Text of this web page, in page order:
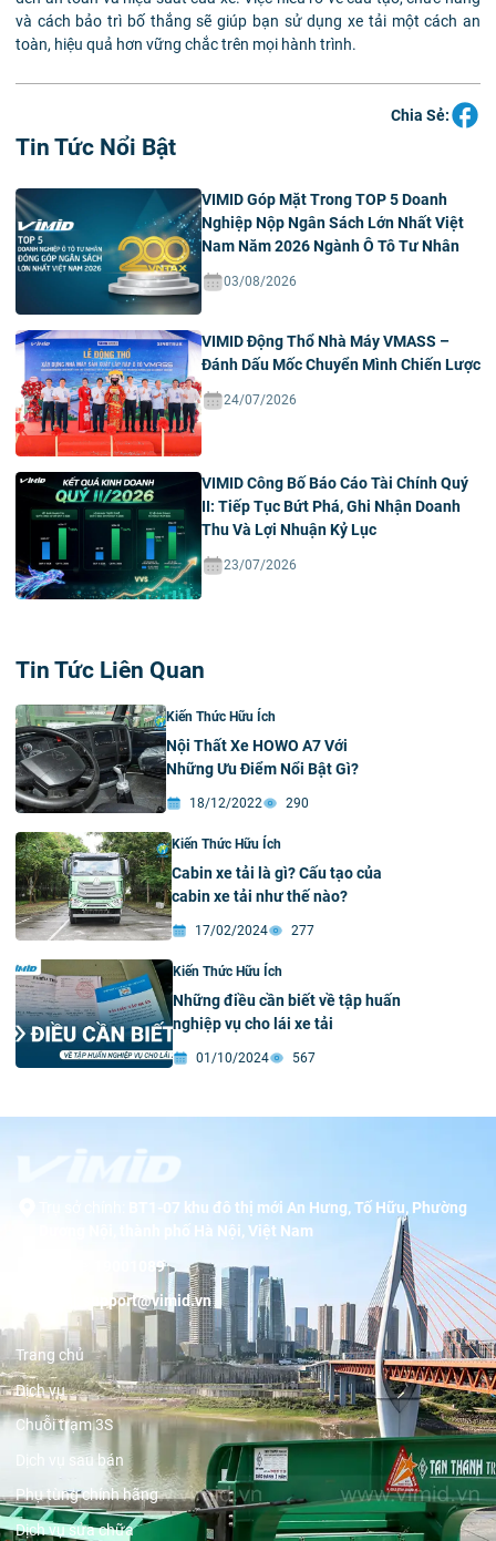
và cách bảo trì bố thắng sẽ giúp bạn sử dụng xe tải một cách an
toàn, hiệu quả hơn vững chắc trên mọi hành trình.
Chia Sẻ:
Tin Tức Nổi Bật
VIMID Góp Mặt Trong TOP 5 Doanh
Nghiệp Nộp Ngân Sách Lớn Nhất Việt
Nam Năm 2026 Ngành Ô Tô Tư Nhân
03/08/2026
VIMID Động Thổ Nhà Máy VMASS –
Đánh Dấu Mốc Chuyển Mình Chiến Lược
24/07/2026
VIMID Công Bố Báo Cáo Tài Chính Quý
II: Tiếp Tục Bứt Phá, Ghi Nhận Doanh
Thu Và Lợi Nhuận Kỷ Lục
23/07/2026
Tin Tức Liên Quan
Kiến Thức Hữu Ích
Nội Thất Xe HOWO A7 Với
Những Ưu Điểm Nổi Bật Gì?
18/12/2022 290
Kiến Thức Hữu Ích
Cabin xe tải là gì? Cấu tạo của
cabin xe tải như thế nào?
17/02/2024 277
Kiến Thức Hữu Ích
Những điều cần biết về tập huấn
nghiệp vụ cho lái xe tải
01/10/2024 567
BT1-07 khu đô thị mới An Hưng, Tố Hữu, Phường
Dương Nội, thành phố Hà Nội, Việt Nam
19001089
support@vimid.vn
Trang chủ
Dịch vụ
Chuỗi trạm 3S
Dịch vụ sau bán
Phụ tùng chính hãng
Dịch vụ sửa chữa